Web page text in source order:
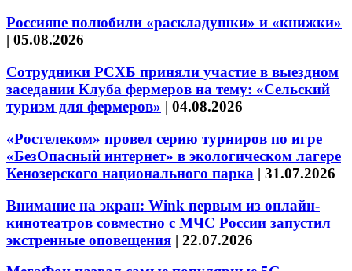
Россияне полюбили «раскладушки» и «книжки»
| 05.08.2026
Сотрудники РСХБ приняли участие в выездном
заседании Клуба фермеров на тему: «Сельский
туризм для фермеров» | 04.08.2026
«Ростелеком» провел серию турниров по игре
«БезОпасный интернет» в экологическом лагере
Кенозерского национального парка | 31.07.2026
Внимание на экран: Wink первым из онлайн-
кинотеатров совместно с МЧС России запустил
экстренные оповещения | 22.07.2026